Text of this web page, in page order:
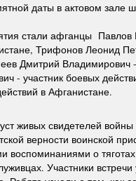
даты в актовом
стали афганцы Павлов
Трифонов Леонид
Дмитрий Владимирович
- участник боевых
в Афганистане.
живых свидетелей
верности воинской
воспоминаниями о
Участники